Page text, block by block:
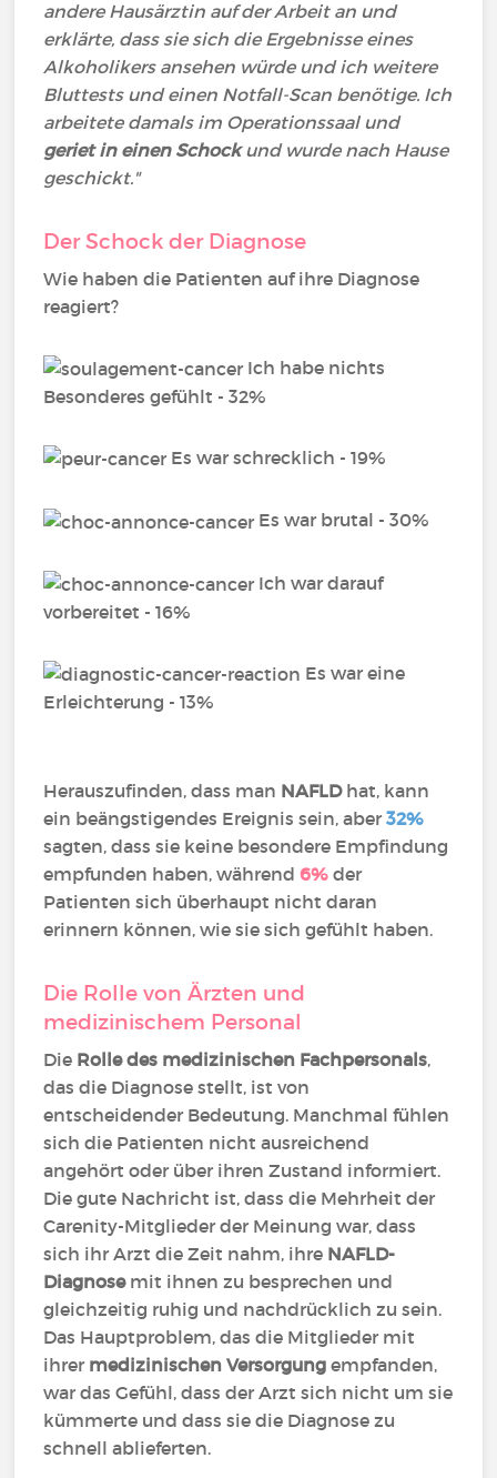
andere Hausärztin auf der Arbeit an und
erklärte, dass sie sich die Ergebnisse eines
Alkoholikers ansehen würde und ich weitere
Bluttests und einen Notfall-Scan benötige. Ich
arbeitete damals im Operationssaal und
geriet in einen Schockund wurde nach Hause
geschickt."
Der Schock der Diagnose
Wie haben die Patienten auf ihre Diagnose
reagiert?
Ich habe nichts
Besonderes gefühlt - 32%
Es war schrecklich - 19%
Es war brutal - 30%
Ich war darauf
vorbereitet - 16%
Es war eine
Erleichterung - 13%
Herauszufinden, dass man NAFLDhat, kann
ein beängstigendes Ereignis sein, aber32%
sagten, dass sie keine besondere Empfindung
empfunden haben, während6% der
Patienten sich überhaupt nicht daran
erinnern können, wie sie sich gefühlt haben.
Die Rolle von Ärzten und
medizinischem Personal
Die Rolle des medizinischen Fachpersonals,
das die Diagnose stellt, ist von
entscheidender Bedeutung. Manchmal fühlen
sich die Patienten nicht ausreichend
angehört oder über ihren Zustand informiert.
Die gute Nachricht ist, dass die Mehrheit der
Carenity-Mitglieder der Meinung war, dass
sich ihr Arzt die Zeit nahm, ihre NAFLD-
Diagnosemit ihnen zu besprechen und
gleichzeitig ruhig und nachdrücklich zu sein.
Das Hauptproblem, das die Mitglieder mit
ihrer medizinischen Versorgung empfanden,
war das Gefühl, dass der Arzt sich nicht um sie
kümmerte und dass sie die Diagnose zu
schnell ablieferten.